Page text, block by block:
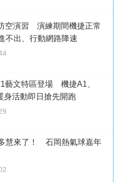
空演習 演練期間機捷正常
不出、行動網路降速
藝文特區登場 機捷A1、
身活動即日搶先開跑
慧來了！ 石岡熱氣球嘉年